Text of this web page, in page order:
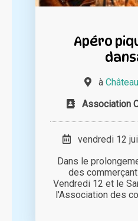
Apéro
à
Association
vendredi 12
Dans le
des
Vendredi 12 et le
l'Association des